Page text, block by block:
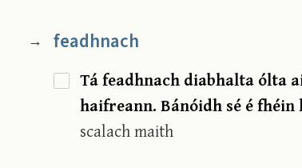
→ feadhnach
Tá feadhnach diabhalta ólta
haifreann. Bánóidh sé é
scalach maith